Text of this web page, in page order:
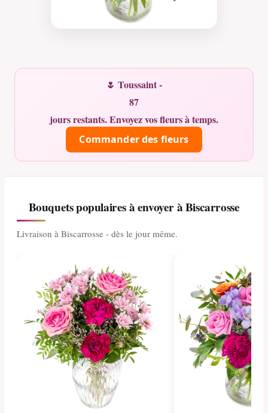
🌷 Toussaint -
87
jours restants. Envoyez vos fleurs à temps.
Commander des fleurs
Bouquets populaires à envoyer à Biscarrosse
Livraison à Biscarrosse - dès le jour même.